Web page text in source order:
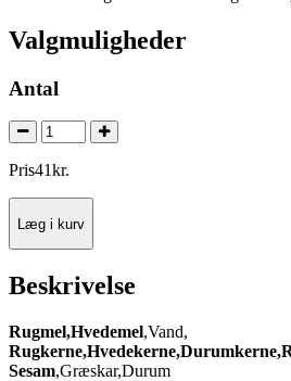
Valgmuligheder
Antal
Pris41kr.
Læg i kurv
Beskrivelse
Rugmel,Hvedemel,Vand,
Sesam,Græskar,Durum